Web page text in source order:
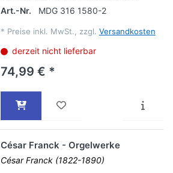
Art.-Nr.
MDG 316 1580-2
* Preise inkl. MwSt., zzgl. Versandkosten
derzeit nicht lieferbar
74,99 € *
César Franck - Orgelwerke
César Franck (1822-1890)